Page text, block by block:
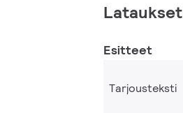
Lataukset
Esitteet
Tarjousteksti